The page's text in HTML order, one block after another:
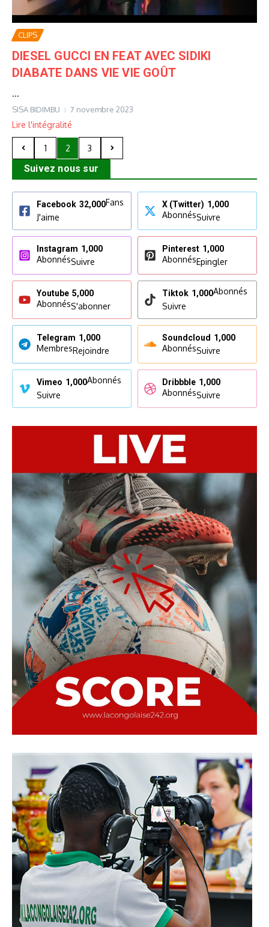
CLIPS
DIESEL GUCCI EN FEAT AVEC SIDIKI
DIABATE DANS VIE VIE GOÛT
...
SISA BIDIMBU 7 novembre 2023
Lire l'intégralité
1 2 3
Suivez nous sur
Facebook 32,000Fans
J'aime
X (Twitter) 1,000
AbonnésSuivre
Instagram 1,000
AbonnésSuivre
Pinterest 1,000
AbonnésEpingler
Youtube 5,000
AbonnésS'abonner
Tiktok 1,000Abonnés
Suivre
Telegram 1,000
MembresRejoindre
Soundcloud 1,000
AbonnésSuivre
Vimeo 1,000Abonnés
Suivre
Dribbble 1,000
AbonnésSuivre